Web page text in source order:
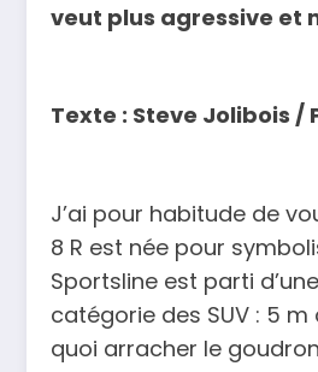
veut plus agressive et
Texte : Steve Jolibois /
J’ai pour habitude de
8 R est née pour
Sportsline est parti
catégorie des SUV : 5
quoi arracher le